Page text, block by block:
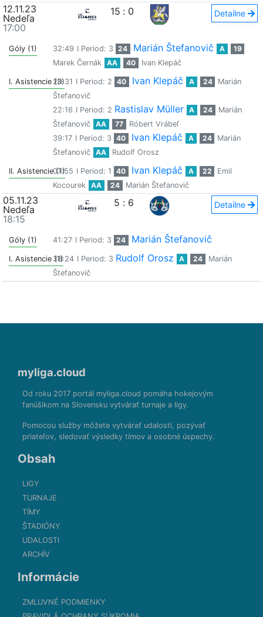
12.11.23
Nedeľa
17:00
15 : 0 Detailne
Góly (1) 32:49 I Period: 3 24 Marián Štefanovič A
19
Marek Černák
AA 40 Ivan Klepáč
I. Asistencie (3)20:31 I Period: 2 40 Ivan Klepáč A 24
Marián
Štefanovič
22:16 I Period: 2 Rastislav Müller A 24
Marián
Štefanovič
AA 77
Róbert Vrábeľ
39:17 I Period: 3 40 Ivan Klepáč A 24
Marián
Štefanovič
AA Rudolf Orosz
II. Asistencie (1)
07:55 I Period: 1 40 Ivan Klepáč A 22
Emil
Kocourek
AA 24 Marián Štefanovič
05.11.23
Nedeľa
18:15
5 : 6 Detailne
Góly (1) 41:27 I Period: 3 24 Marián Štefanovič
I. Asistencie (1)38:24 I Period: 3 Rudolf Orosz A 24
Marián
Štefanovič
myliga.cloud
Od roku 2017 portál myliga.cloud pomáha hokejovým
fanúšikom na Slovensku vytvárať turnaje a ligy.
Pomocou služby môžete vytvárať udalosti, pozývať
priateľov, sledovať výsledky tímov a osobné úspechy.
Obsah
LIGY
TURNAJE
TÍMY
ŠTADIÓNY
UDALOSTI
ARCHÍV
Informácie
ZMLUVNÉ PODMIENKY